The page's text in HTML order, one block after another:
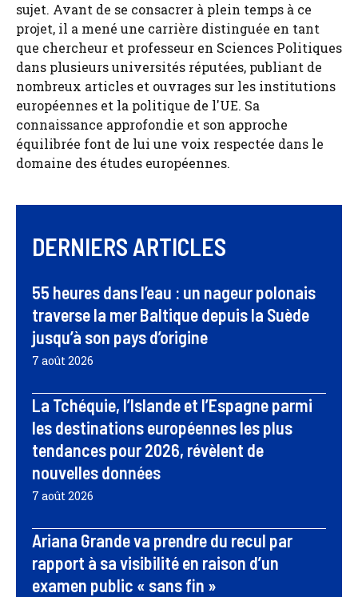
sujet. Avant de se consacrer à plein temps à ce
projet, il a mené une carrière distinguée en tant
que chercheur et professeur en Sciences Politiques
dans plusieurs universités réputées, publiant de
nombreux articles et ouvrages sur les institutions
européennes et la politique de l'UE. Sa
connaissance approfondie et son approche
équilibrée font de lui une voix respectée dans le
domaine des études européennes.
DERNIERS ARTICLES
55 heures dans l’eau : un nageur polonais
traverse la mer Baltique depuis la Suède
jusqu’à son pays d’origine
7 août 2026
La Tchéquie, l’Islande et l’Espagne parmi
les destinations européennes les plus
tendances pour 2026, révèlent de
nouvelles données
7 août 2026
Ariana Grande va prendre du recul par
rapport à sa visibilité en raison d’un
examen public « sans fin »